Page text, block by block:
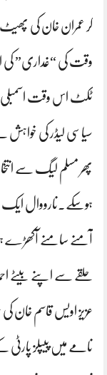
کر عمران خان کی پھیٹ
وقت کی “غداری” کی
ٹکٹ اس وقت اسمبلی
سیاسی لیڈر کی
پھر مسلم لیگ سے
ہوسکے۔نارووال ایک
آمنے سامنے آکھڑے
حلقے سے اپنے بیٹے
عزیز اویس قاسم خان
نامے میں پیپلز